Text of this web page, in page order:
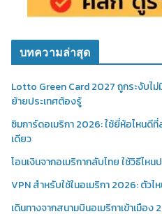
บทความล่าสุด
Lotto Green Card 2027 ถูกระงับไ
ย้ายประเทศต้องรู้
ซิมการ์ดอเมริกา 2026: ใช้ยี่ห้อไหนดี
เดียว
โอนเงินจากอเมริกากลับไทย ใช้วิธีไ
VPN สำหรับใช้ในอเมริกา 2026: ตัว
เดินทางจากสนามบินอเมริกาเข้าเมือง